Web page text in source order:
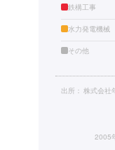
鉄構工事
水力発電機械
その他
出所： 株式会社
2005